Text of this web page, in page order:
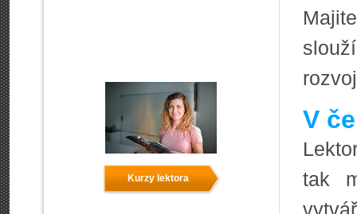
Kurzy lektora
V
tak